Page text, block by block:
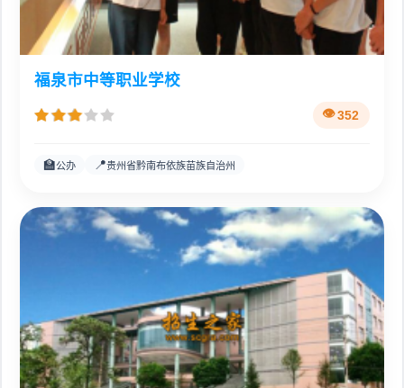
福泉市中等职业学校
352
🏫公办 📍贵州省黔南布依族苗族自治州